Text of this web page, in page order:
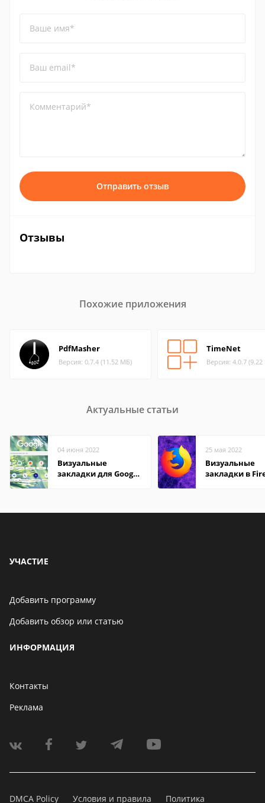
Ваше имя*
Ваш email*
Комментарий*
Отправить отзыв
Отзывы
Похожие приложения
PdfMasher
Версия: 0.7.4 (11.52 МБ)
TimeNet
Версия: 4.0.7
Актуальные статьи
04 июня 2022
Визуальные
закладки для Google
25 мая 2022
Визуальные
закладки в
УЧАСТИЕ
Добавить программу
Добавить обзор или статью
ИНФОРМАЦИЯ
Контакты
Реклама
DMCA Policy Условия и правила Политика